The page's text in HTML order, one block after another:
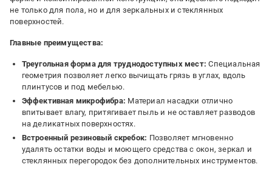
не только для пола, но и для зеркальных и стеклянных
поверхностей.
Главные преимущества:
Треугольная форма для труднодоступных мест: Специальная
геометрия позволяет легко вычищать грязь в углах, вдоль
плинтусов и под мебелью.
Эффективная микрофибра: Материал насадки отлично
впитывает влагу, притягивает пыль и не оставляет разводов
на деликатных поверхностях.
Встроенный резиновый скребок: Позволяет мгновенно
удалять остатки воды и моющего средства с окон, зеркал и
стеклянных перегородок без дополнительных инструментов.